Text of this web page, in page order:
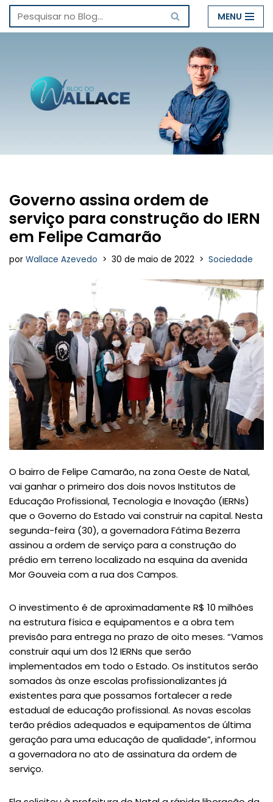
Pular
conteúdo
MENU
Governo assina ordem de
serviço para construção do IERN
em Felipe Camarão
por Wallace Azevedo 30 de maio de 2022 Sociedade
O bairro de Felipe Camarão, na zona Oeste de Natal,
vai ganhar o primeiro dos dois novos Institutos de
Educação Profissional, Tecnologia e Inovação (IERNs)
que o Governo do Estado vai construir na capital. Nesta
segunda-feira (30), a governadora Fátima Bezerra
assinou a ordem de serviço para a construção do
prédio em terreno localizado na esquina da avenida
Mor Gouveia com a rua dos Campos.
O investimento é de aproximadamente R$ 10 milhões
na estrutura física e equipamentos e a obra tem
previsão para entrega no prazo de oito meses. “Vamos
construir aqui um dos 12 IERNs que serão
implementados em todo o Estado. Os institutos serão
somados às onze escolas profissionalizantes já
existentes para que possamos fortalecer a rede
estadual de educação profissional. As novas escolas
terão prédios adequados e equipamentos de última
geração para uma educação de qualidade”, informou
a governadora no ato de assinatura da ordem de
serviço.